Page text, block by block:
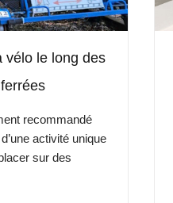
vélo le long des
recommandé
activité unique
sur des